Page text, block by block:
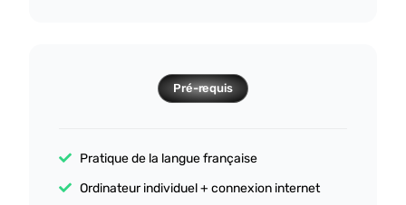
Pré-requis
Pratique de la langue française
Ordinateur individuel + connexion internet